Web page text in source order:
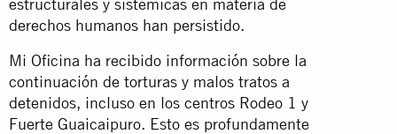
derechos humanos han persistido.
Mi Oficina ha recibido información sobre la
continuación de torturas y malos tratos a
detenidos, incluso en los centros Rodeo 1 y
Fuerte Guaicaipuro. Esto es profundamente